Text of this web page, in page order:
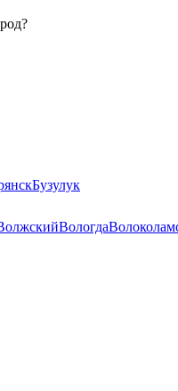
Бузулук
Вологда